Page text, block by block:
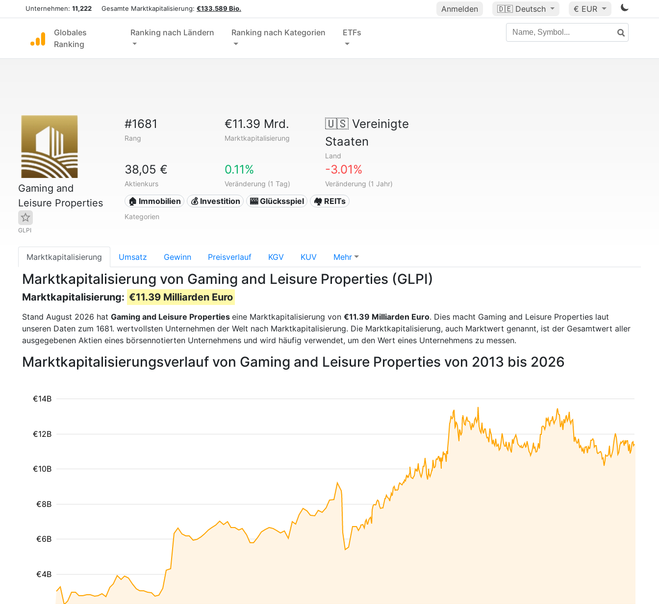
Unternehmen: 11,222 Gesamte Marktkapitalisierung: €133.589 Bio. Anmelden 🇩🇪 Deutsch € EUR
Globales
Ranking
Ranking nach Ländern Ranking nach Kategorien ETFs
Gaming and
Leisure Properties
GLPI
#1681
Rang
€11.39 Mrd.
Marktkapitalisierung
🇺🇸Vereinigte
Staaten
Land
38,05 €
Aktienkurs
0.11%
Veränderung (1 Tag)
-3.01%
Veränderung (1 Jahr)
🏠 Immobilien 💰 Investition 🎰 Glücksspiel 🏘️ REITs
Kategorien
Marktkapitalisierung Umsatz Gewinn Preisverlauf KGV KUV Mehr
Marktkapitalisierung von Gaming and Leisure Properties (GLPI)
Marktkapitalisierung: €11.39 Milliarden Euro
Stand August 2026 hat Gaming and Leisure Properties eine Marktkapitalisierung von €11.39 Milliarden Euro. Dies macht Gaming and Leisure Properties laut
unseren Daten zum 1681. wertvollsten Unternehmen der Welt nach Marktkapitalisierung. Die Marktkapitalisierung, auch Marktwert genannt, ist der Gesamtwert aller
ausgegebenen Aktien eines börsennotierten Unternehmens und wird häufig verwendet, um den Wert eines Unternehmens zu messen.
Marktkapitalisierungsverlauf von Gaming and Leisure Properties von 2013 bis 2026
€4B
€6B
€8B
€10B
€12B
€14B